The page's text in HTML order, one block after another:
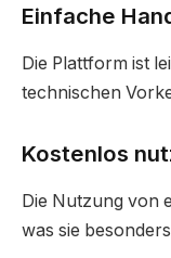
Einfache
Die Plattform ist
technischen
Kostenlos
Die Nutzung von
was sie